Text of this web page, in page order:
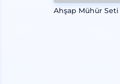
Ahşap Mühür Seti